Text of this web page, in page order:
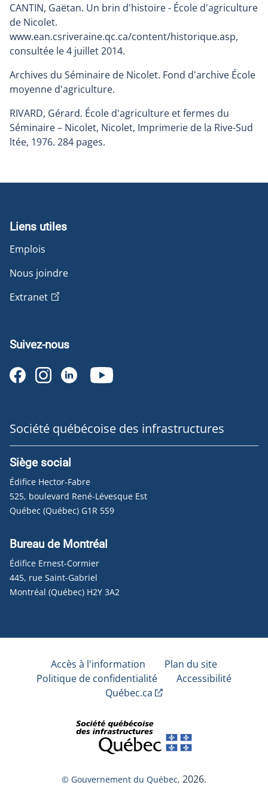
CANTIN, Gaëtan. Un brin d'histoire - École d'agriculture
de Nicolet.
www.ean.csriveraine.qc.ca/content/historique.asp,
consultée le 4 juillet 2014.
Archives du Séminaire de Nicolet. Fond d'archive École
moyenne d'agriculture.
RIVARD, Gérard. École d'agriculture et fermes du
Séminaire – Nicolet, Nicolet, Imprimerie de la Rive-Sud
ltée, 1976. 284 pages.
Liens utiles
Emplois
Nous joindre
Extranet
Suivez-nous
Société québécoise des infrastructures
Siège social
Édifice Hector-Fabre
525, boulevard René-Lévesque Est
Québec (Québec) G1R 5S9
Bureau de Montréal
Édifice Ernest-Cormier
445, rue Saint-Gabriel
Montréal (Québec) H2Y 3A2
Accès à l'information
Plan du site
Politique de confidentialité
Accessibilité
Québec.ca
© Gouvernement du Québec, 2026.